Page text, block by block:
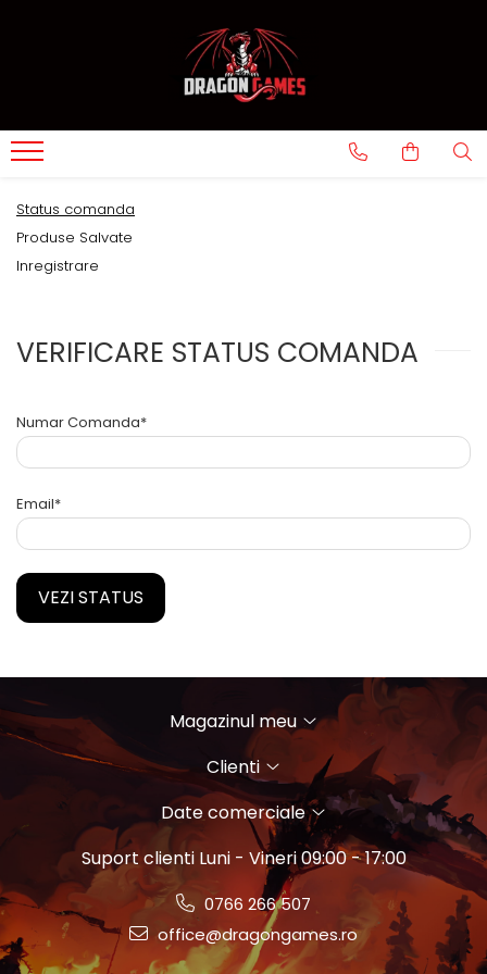
Status comanda
Produse Salvate
Inregistrare
VERIFICARE STATUS COMANDA
Numar Comanda*
Email*
VEZI STATUS
Magazinul meu
Clienti
Date comerciale
Suport clienti Luni - Vineri 09:00 - 17:00
0766 266 507
office@dragongames.ro